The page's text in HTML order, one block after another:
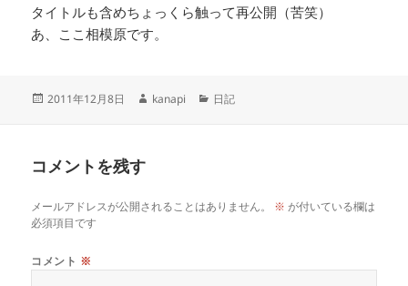
タイトルも含めちょっくら触って再公開（苦笑）
あ、ここ相模原です。
投
2011年12月8日
作
kanapi
カ
日記
コメントを残す
メールアドレスが公開されることはありません。 ※ が付いている欄は
必須項目です
コメント ※